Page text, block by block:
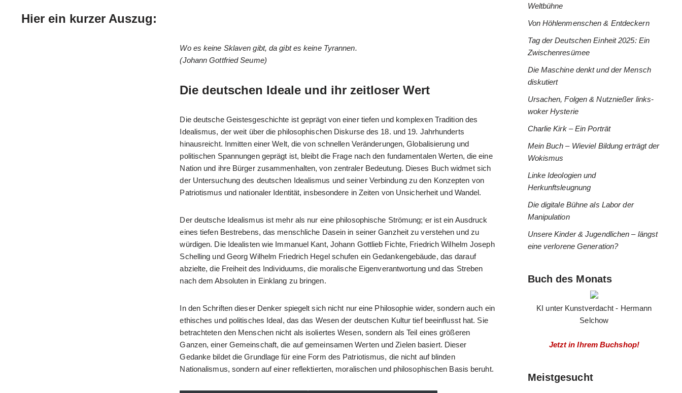
Hier ein kurzer Auszug:
Wo es keine Sklaven gibt, da gibt es keine Tyrannen.
(Johann Gottfried Seume)
Die deutschen Ideale und ihr zeitloser Wert
Die deutsche Geistesgeschichte ist geprägt von einer tiefen und komplexen Tradition des
Idealismus, der weit über die philosophischen Diskurse des 18. und 19. Jahrhunderts
hinausreicht. Inmitten einer Welt, die von schnellen Veränderungen, Globalisierung und
politischen Spannungen geprägt ist, bleibt die Frage nach den fundamentalen Werten, die eine
Nation und ihre Bürger zusammenhalten, von zentraler Bedeutung. Dieses Buch widmet sich
der Untersuchung des deutschen Idealismus und seiner Verbindung zu den Konzepten von
Patriotismus und nationaler Identität, insbesondere in Zeiten von Unsicherheit und Wandel.
Der deutsche Idealismus ist mehr als nur eine philosophische Strömung; er ist ein Ausdruck
eines tiefen Bestrebens, das menschliche Dasein in seiner Ganzheit zu verstehen und zu
würdigen. Die Idealisten wie Immanuel Kant, Johann Gottlieb Fichte, Friedrich Wilhelm Joseph
Schelling und Georg Wilhelm Friedrich Hegel schufen ein Gedankengebäude, das darauf
abzielte, die Freiheit des Individuums, die moralische Eigenverantwortung und das Streben
nach dem Absoluten in Einklang zu bringen.
In den Schriften dieser Denker spiegelt sich nicht nur eine Philosophie wider, sondern auch ein
ethisches und politisches Ideal, das das Wesen der deutschen Kultur tief beeinflusst hat. Sie
betrachteten den Menschen nicht als isoliertes Wesen, sondern als Teil eines größeren
Ganzen, einer Gemeinschaft, die auf gemeinsamen Werten und Zielen basiert. Dieser
Gedanke bildet die Grundlage für eine Form des Patriotismus, die nicht auf blinden
Nationalismus, sondern auf einer reflektierten, moralischen und philosophischen Basis beruht.
Weltbühne
Von Höhlenmenschen & Entdeckern
Tag der Deutschen Einheit 2025: Ein
Zwischenresümee
Die Maschine denkt und der Mensch
diskutiert
Ursachen, Folgen & Nutznießer links-
woker Hysterie
Charlie Kirk – Ein Porträt
Mein Buch – Wieviel Bildung erträgt der
Wokismus
Linke Ideologien und
Herkunftsleugnung
Die digitale Bühne als Labor der
Manipulation
Unsere Kinder & Jugendlichen – längst
eine verlorene Generation?
Buch des Monats
KI unter Kunstverdacht - Hermann
Selchow
Jetzt in Ihrem Buchshop!
Meistgesucht